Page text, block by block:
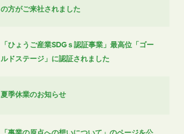
の方がご来社されました
「ひょうご産業SDGｓ認証事業」最高位「ゴー
ルドステージ」に認証されました
夏季休業のお知らせ